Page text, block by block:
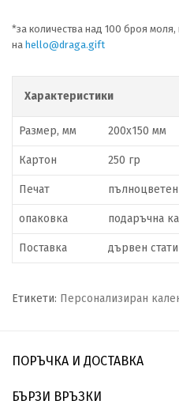
*за количества над 100 броя моля,
на hello@draga.gift
Характеристики
Размер, мм 200х150 мм
Картон 250 гр
Печат пълноцветен
опаковка подаръчна
Поставка дървен
Етикети: Персонализиран
ПОРЪЧКА И ДОСТАВКА
БЪРЗИ ВРЪЗКИ